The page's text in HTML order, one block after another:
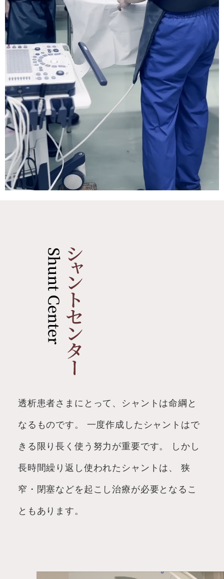
シャントセンター
透析患者さまにとって、シャントは命綱と
なるものです。 一度作成したシャントはで
きる限り長く使う努力が重要です。 しかし
長時間繰り返し使われたシャントは、 狭
窄・閉塞などを起こし治療が必要となるこ
ともあります。